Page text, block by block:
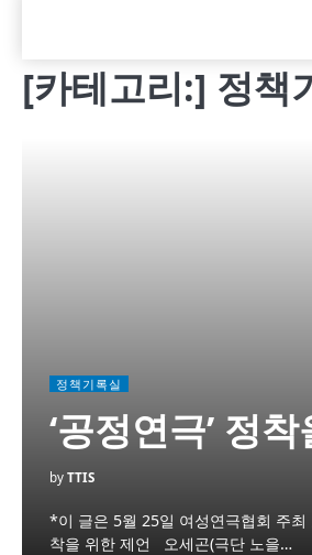
[카테고리:] 정책
정책기록실
‘공정연극’ 정
by TTIS
*이 글은 5월 25일 여성연극협회 주최
착을 위한 제언 오세곤(극단 노을…